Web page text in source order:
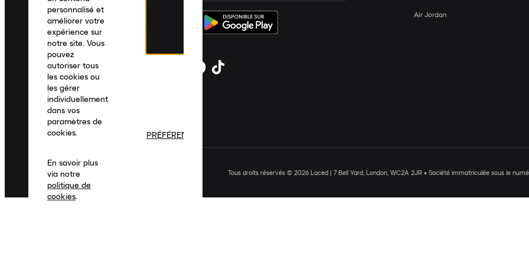
Air Jordan
Tous droits réservés © 2026 Laced | 7 Bell Yard, London, WC2A 2JR • Société immatriculée sous le
personnalisé et
améliorer votre
expérience sur
notre site. Vous
pouvez
autoriser tous
les cookies ou
les gérer
individuellement
dans vos
paramètres de
cookies.
En savoir plus
via notre
politique de
cookies.
PRÉFÉRENCES